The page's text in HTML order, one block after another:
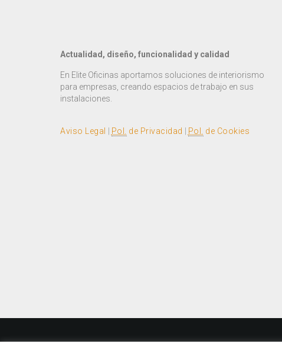
Actualidad, diseño, funcionalidad y calidad
En Elite Oficinas aportamos soluciones de interiorismo
para empresas, creando espacios de trabajo en sus
instalaciones.
Aviso Legal Pol. de Privacidad Pol. de Cookies